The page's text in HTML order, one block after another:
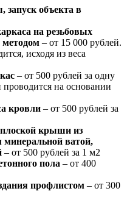
запуск объекта в
на резьбовых
методом – от 15 000 рублей.
исходя из веса
– от 500 рублей за одну
на основании
кровли – от 500 рублей за
крыши из
минеральной ватой,
– от 500 рублей за 1 м2
пола – от 400
профлистом – от 300